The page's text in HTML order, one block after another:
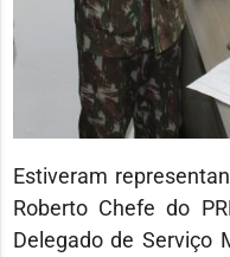
Estiveram
Roberto Chefe do
Delegado de Serviço